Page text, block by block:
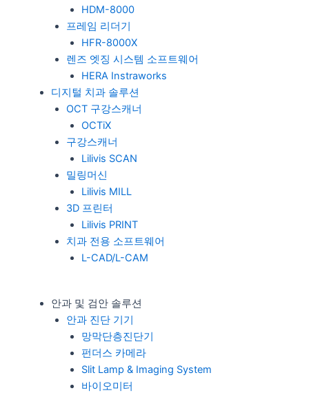
HDM-8000
프레임 리더기
HFR-8000X
렌즈 엣징 시스템 소프트웨어
HERA Instraworks
디지털 치과 솔루션
OCT 구강스캐너
OCTiX
구강스캐너
Lilivis SCAN
밀링머신
Lilivis MILL
3D 프린터
Lilivis PRINT
치과 전용 소프트웨어
L-CAD/L-CAM
안과 및 검안 솔루션
안과 진단 기기
망막단층진단기
펀더스 카메라
Slit Lamp & Imaging System
바이오미터